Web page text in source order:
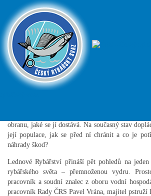
Lednové Rybářství: Pět
na přemnoženou vydru
Podrobnosti
Aktuality
6. leden 2021
obranu, jaké se jí dostává. Na současný stav
její populace, jak se před ní chránit a co je
náhrady škod?
Lednové Rybářství přináší pět pohledů na
rybářského světa – přemnoženou vydru.
pracovník a soudní znalec z oboru vodní
pracovník Rady ČRS Pavel Vrána, majitel